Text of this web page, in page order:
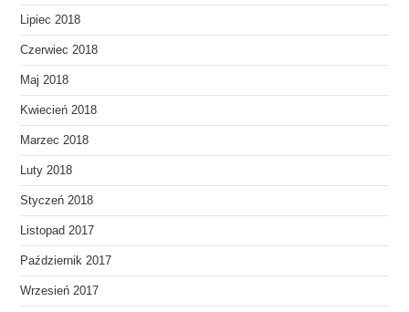
Lipiec 2018
Czerwiec 2018
Maj 2018
Kwiecień 2018
Marzec 2018
Luty 2018
Styczeń 2018
Listopad 2017
Październik 2017
Wrzesień 2017